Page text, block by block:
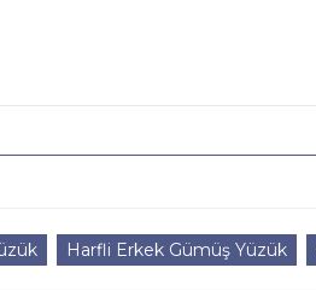
Harfli Erkek Gümüş Yüzük